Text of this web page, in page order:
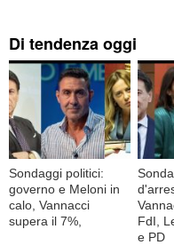
Di tendenza oggi
Sondaggi politici:
governo e Meloni in
calo, Vannacci
supera il 7%,
FdI,
e PD